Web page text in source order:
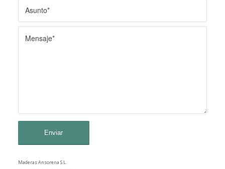
Maderas Ansorena S.L.